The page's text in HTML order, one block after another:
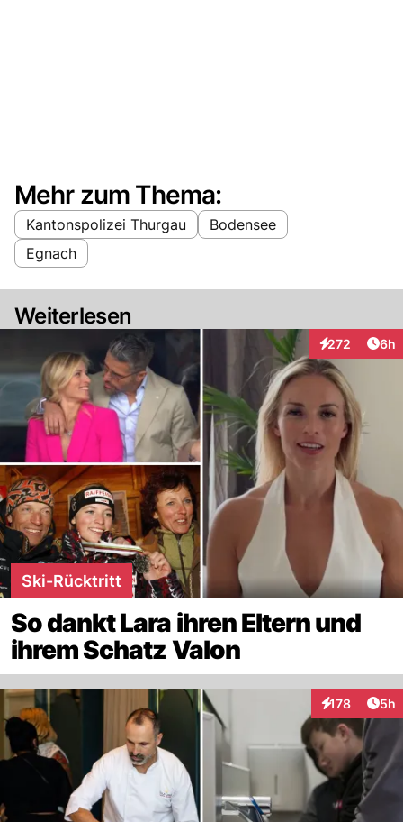
Mehr zum Thema:
Kantonspolizei Thurgau
Bodensee
Egnach
Weiterlesen
272
Interaktionen
6h
Ski-Rücktritt
So dankt Lara ihren Eltern und
ihrem Schatz Valon
178
Interaktionen
5h